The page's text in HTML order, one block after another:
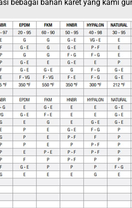
bebagai bahan karet yang kami